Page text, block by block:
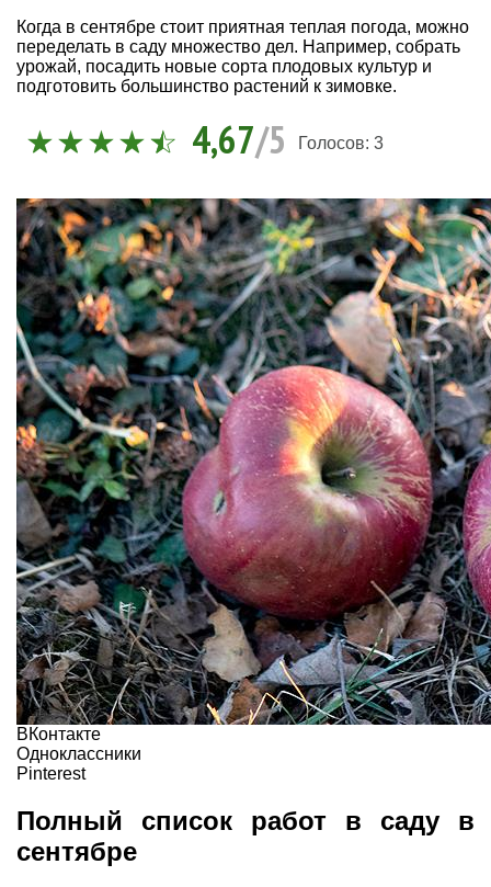
Когда в сентябре стоит приятная теплая погода, можно
переделать в саду множество дел. Например, собрать
урожай, посадить новые сорта плодовых культур и
подготовить большинство растений к зимовке.
4,67/5 Голосов: 3
ВКонтакте
Одноклассники
Pinterest
Полный список работ в саду в
сентябре